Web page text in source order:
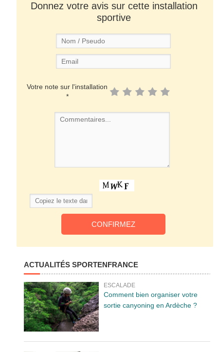
Donnez votre avis sur cette installation
sportive
Votre note sur l'installation
*
ACTUALITÉS SPORTENFRANCE
ESCALADE
Comment bien organiser votre
sortie canyoning en Ardèche ?